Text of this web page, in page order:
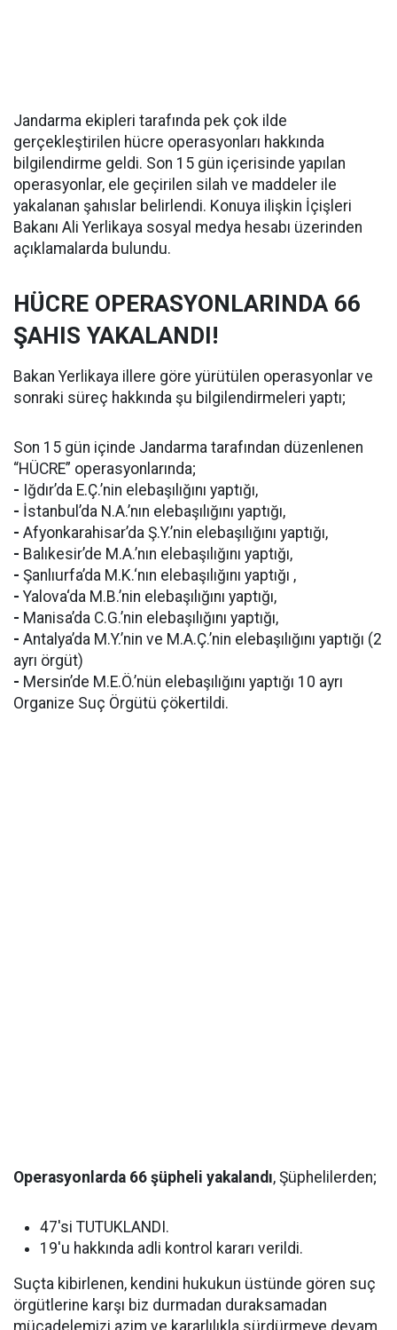
Jandarma ekipleri tarafında pek çok ilde
gerçekleştirilen hücre operasyonları hakkında
bilgilendirme geldi. Son 15 gün içerisinde yapılan
operasyonlar, ele geçirilen silah ve maddeler ile
yakalanan şahıslar belirlendi. Konuya ilişkin İçişleri
Bakanı Ali Yerlikaya sosyal medya hesabı üzerinden
açıklamalarda bulundu.
HÜCRE OPERASYONLARINDA 66
ŞAHIS YAKALANDI!
Bakan Yerlikaya illere göre yürütülen operasyonlar ve
sonraki süreç hakkında şu bilgilendirmeleri yaptı;
Son 15 gün içinde Jandarma tarafından düzenlenen
“HÜCRE” operasyonlarında;
- Iğdır’da E.Ç.’nin elebaşılığını yaptığı,
- İstanbul’da N.A.’nın elebaşılığını yaptığı,
- Afyonkarahisar’da Ş.Y.’nin elebaşılığını yaptığı,
- Balıkesir’de M.A.’nın elebaşılığını yaptığı,
- Şanlıurfa’da M.K.‘nın elebaşılığını yaptığı ,
- Yalova‘da M.B.’nin elebaşılığını yaptığı,
- Manisa’da C.G.’nin elebaşılığını yaptığı,
- Antalya’da M.Y.’nin ve M.A.Ç.’nin elebaşılığını yaptığı (2
ayrı örgüt)
- Mersin’de M.E.Ö.’nün elebaşılığını yaptığı 10 ayrı
Organize Suç Örgütü çökertildi.
Operasyonlarda 66 şüpheli yakalandı, Şüphelilerden;
47'si TUTUKLANDI.
19'u hakkında adli kontrol kararı verildi.
Suçta kibirlenen, kendini hukukun üstünde gören suç
örgütlerine karşı biz durmadan duraksamadan
mücadelemizi azim ve kararlılıkla sürdürmeye devam